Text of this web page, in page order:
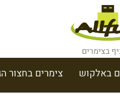
בצימרים
באלקוש צימרים בחצור